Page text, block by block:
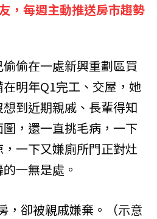
，每週主動推送房市趨勢
偷在一處新興重劃區買
明年Q1完工、交屋，她
到近期親戚、長輩得知
，還一直挑毛病，一下
一下又嫌廁所門正對灶
一無是處。
卻被親戚嫌棄。（示意